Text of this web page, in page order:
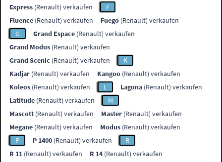
Express (Renault) verkaufen
F
Fluence (Renault) verkaufen Fuego (Renault) verkaufen
G
Grand Espace (Renault) verkaufen
Grand Modus (Renault) verkaufen
Grand Scenic (Renault) verkaufen
K
Kadjar (Renault) verkaufen Kangoo (Renault) verkaufen
Koleos (Renault) verkaufen L Laguna (Renault) verkaufen
Latitude (Renault) verkaufen
M
Mascott (Renault) verkaufen Master (Renault) verkaufen
Megane (Renault) verkaufen Modus (Renault) verkaufen
P
P 1400 (Renault) verkaufen
R
R 11 (Renault) verkaufen R 14 (Renault) verkaufen